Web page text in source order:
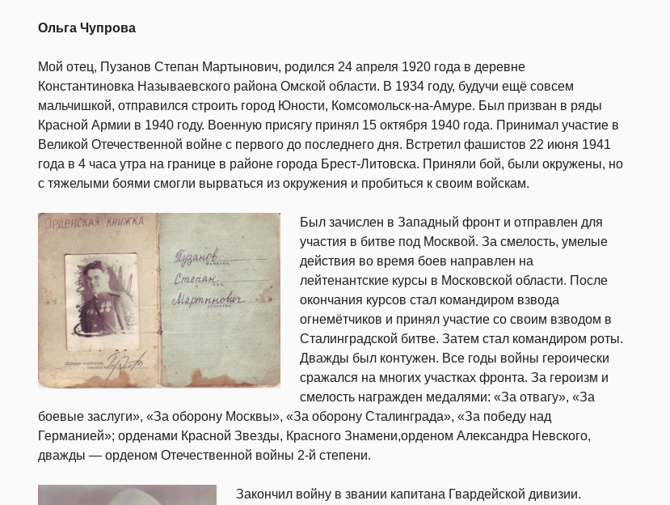
Ольга Чупрова
Мой отец, Пузанов Степан Мартынович, родился 24 апреля 1920 года в деревне
Константиновка Называевского района Омской области. В 1934 году, будучи ещё совсем
мальчишкой, отправился строить город Юности, Комсомольск-на-Амуре. Был призван в ряды
Красной Армии в 1940 году. Военную присягу принял 15 октября 1940 года. Принимал участие в
Великой Отечественной войне с первого до последнего дня. Встретил фашистов 22 июня 1941
года в 4 часа утра на границе в районе города Брест-Литовска. Приняли бой, были окружены, но
с тяжелыми боями смогли вырваться из окружения и пробиться к своим войскам.
Был зачислен в Западный фронт и отправлен для
участия в битве под Москвой. За смелость, умелые
действия во время боев направлен на
лейтенантские курсы в Московской области. После
окончания курсов стал командиром взвода
огнемётчиков и принял участие со своим взводом в
Сталинградской битве. Затем стал командиром роты.
Дважды был контужен. Все годы войны героически
сражался на многих участках фронта. За героизм и
смелость награжден медалями: «За отвагу», «За
боевые заслуги», «За оборону Москвы», «За оборону Сталинграда», «За победу над
Германией»; орденами Красной Звезды, Красного Знамени,орденом Александра Невского,
дважды — орденом Отечественной войны 2-й степени.
Закончил войну в звании капитана Гвардейской дивизии.